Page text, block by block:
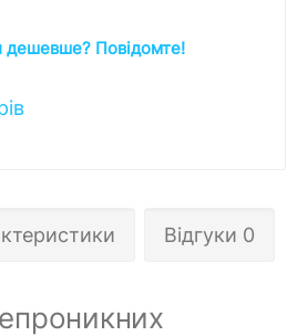
дешевше? Повідомте!
Відгуки 0